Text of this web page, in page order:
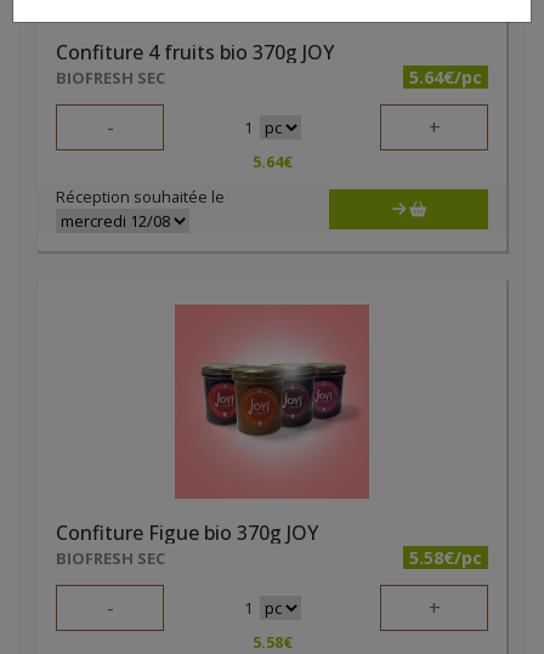
Confiture 4 fruits bio 370g JOY
BIOFRESH SEC 5.64€/pc
- 1 +
5.64€
Réception souhaitée le
Confiture Figue bio 370g JOY
BIOFRESH SEC 5.58€/pc
- 1 +
5.58€